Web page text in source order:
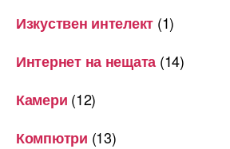
Изкуствен интелект (1)
Интернет на нещата (14)
Камери (12)
Компютри (13)